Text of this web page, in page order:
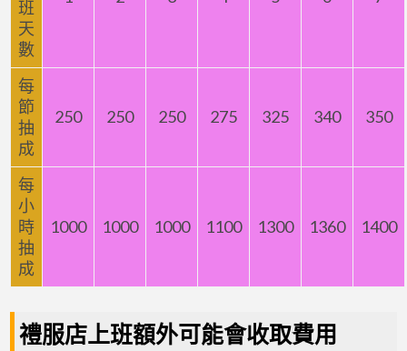
班
天
數
每
節
抽
成
250 250 250 275 325 340 350
每
小
時
抽
成
1000 1000 1000 1100 1300 1360 1400
禮服店上班額外可能會收取費用